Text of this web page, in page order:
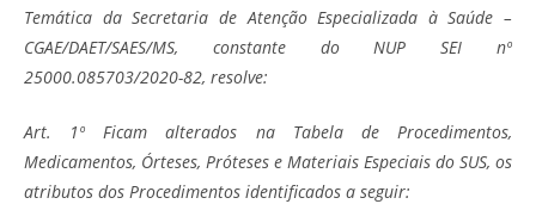
Temática da Secretaria de Atenção Especializada à Saúde –
CGAE/DAET/SAES/MS, constante do NUP SEI nº
25000.085703/2020-82, resolve:
Art. 1º Ficam alterados na Tabela de Procedimentos,
Medicamentos, Órteses, Próteses e Materiais Especiais do SUS, os
atributos dos Procedimentos identificados a seguir: